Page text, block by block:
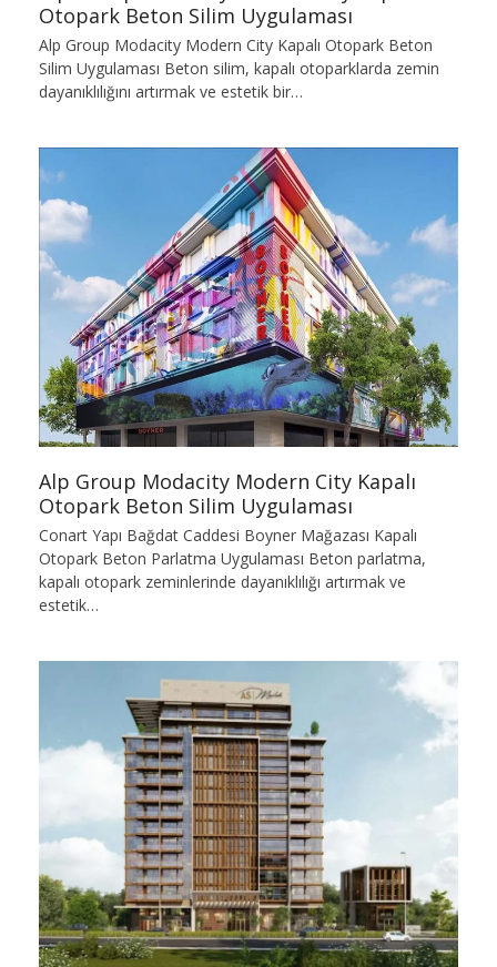
Otopark Beton Silim Uygulaması
Alp Group Modacity Modern City Kapalı Otopark Beton
Silim Uygulaması Beton silim, kapalı otoparklarda zemin
dayanıklılığını artırmak ve estetik bir…
Alp Group Modacity Modern City Kapalı
Otopark Beton Silim Uygulaması
Conart Yapı Bağdat Caddesi Boyner Mağazası Kapalı
Otopark Beton Parlatma Uygulaması Beton parlatma,
kapalı otopark zeminlerinde dayanıklılığı artırmak ve
estetik…